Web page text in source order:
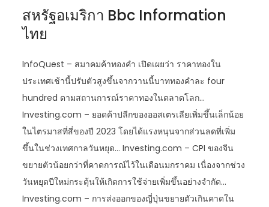
สหรัฐอเมริกา Bbc Information
ไทย
InfoQuest – สมาคมค้าทองคำ เปิดเผยว่า ราคาทองใน
ประเทศเช้านี้ปรับตัวสูงขึ้นจากวานนี้บาททองคำละ four
hundred ตามสถานการณ์ราคาทองในตลาดโลก…
Investing.com – ยอดค้าปลีกของออสเตรเลียเพิ่มขึ้นเล็กน้อย
ในไตรมาสที่สี่ของปี 2023 โดยได้แรงหนุนจากส่วนลดที่เพิ่ม
ขึ้นในช่วงเทศกาลวันหยุด… Investing.com – CPI ของจีน
ขยายตัวน้อยกว่าที่คาดการณ์ไว้ในเดือนมกราคม เนื่องจากช่วง
วันหยุดปีใหม่กระตุ้นให้เกิดการใช้จ่ายเพิ่มขึ้นอย่างจำกัด…
Investing.com – การส่งออกของญี่ปุ่นขยายตัวเกินคาดใน